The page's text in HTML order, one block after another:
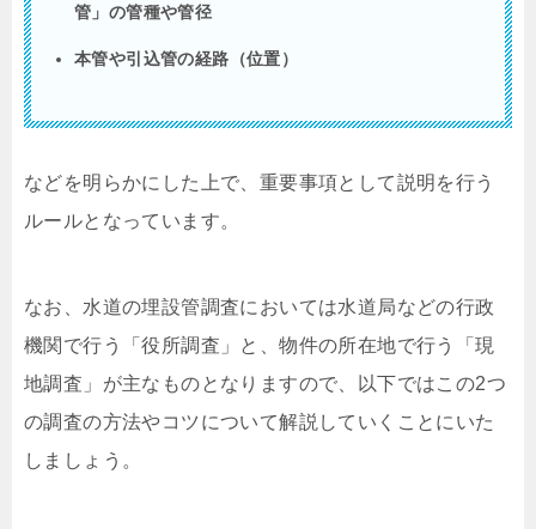
管」の管種や管径
本管や引込管の経路（位置）
などを明らかにした上で、重要事項として説明を行う
ルールとなっています。
なお、水道の埋設管調査においては水道局などの行政
機関で行う「役所調査」と、物件の所在地で行う「現
地調査」が主なものとなりますので、以下ではこの2つ
の調査の方法やコツについて解説していくことにいた
しましょう。